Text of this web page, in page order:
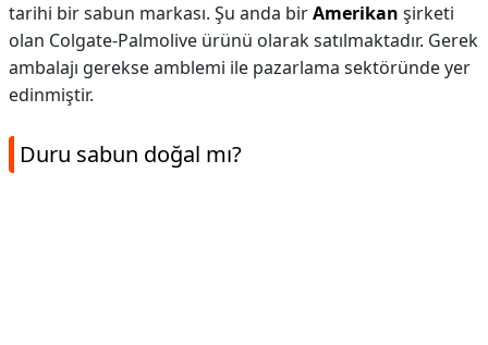
tarihi bir sabun markası. Şu anda birAmerikan şirketi
olan Colgate-Palmolive ürünü olarak satılmaktadır. Gerek
ambalajı gerekse amblemi ile pazarlama sektöründe yer
edinmiştir.
Duru sabun doğal mı?